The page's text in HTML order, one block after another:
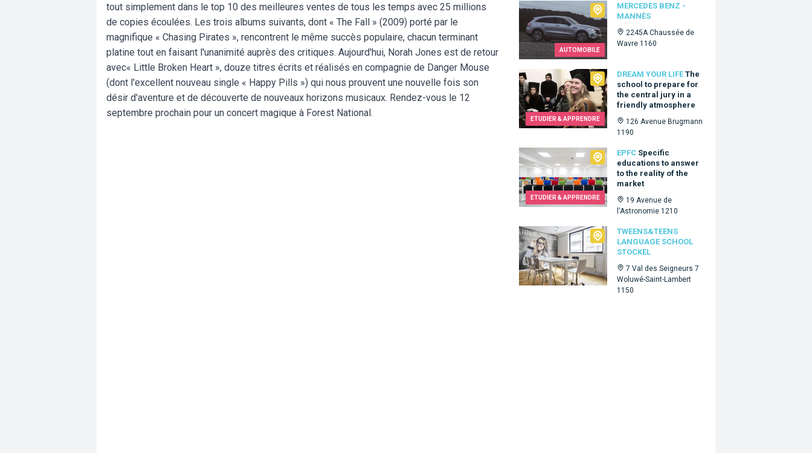
tout simplement dans le top 10 des meilleures ventes de tous les temps avec 25 millions
de copies écoulées. Les trois albums suivants, dont « The Fall » (2009) porté par le
magnifique « Chasing Pirates », rencontrent le même succès populaire, chacun terminant
platine tout en faisant l'unanimité auprès des critiques. Aujourd'hui, Norah Jones est de retour
avec« Little Broken Heart », douze titres écrits et réalisés en compagnie de Danger Mouse
(dont l'excellent nouveau single « Happy Pills ») qui nous prouvent une nouvelle fois son
désir d'aventure et de découverte de nouveaux horizons musicaux. Rendez-vous le 12
septembre prochain pour un concert magique à Forest National.
AUTOMOBILE
MERCEDES BENZ -
MANNÈS
2245A Chaussée de
Wavre 1160
Mercedes Benz - Mannès
ETUDIER & APPRENDRE
DREAM YOUR LIFE The
school to prepare for
the central jury in a
friendly atmosphere
126 Avenue Brugmann
1190
Dream Your Life
ETUDIER & APPRENDRE
EPFC Specific
educations to answer
to the reality of the
market
19 Avenue de
l'Astronomie 1210
EPFC
TWEENS&TEENS
LANGUAGE SCHOOL
STOCKEL
7 Val des Seigneurs 7
Woluwé-Saint-Lambert
1150
Tweens&Teens language school Stockel